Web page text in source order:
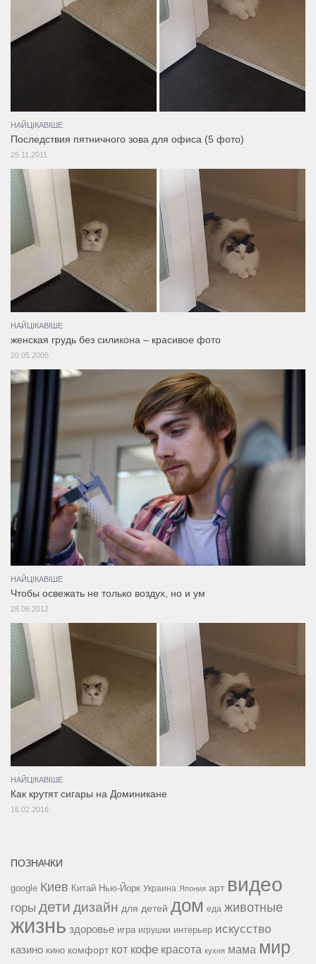
НАЙЦІКАВІШЕ
Последствия пятничного зова для офиса (5 фото)
25.11.2011
НАЙЦІКАВІШЕ
женская грудь без силикона – красивое фото
20.05.2005
НАЙЦІКАВІШЕ
Чтобы освежать не только воздух, но и ум
28.06.2012
НАЙЦІКАВІШЕ
Как крутят сигары на Доминикане
16.02.2016
ПОЗНАЧКИ
google Киев Китай Нью-Йорк Украина Япония арт видео
горы дети дизайн для детей дом еда животные
жизнь здоровье игра игрушки интерьер искусство
казино кино комфорт кот кофе красота кухня мама мир